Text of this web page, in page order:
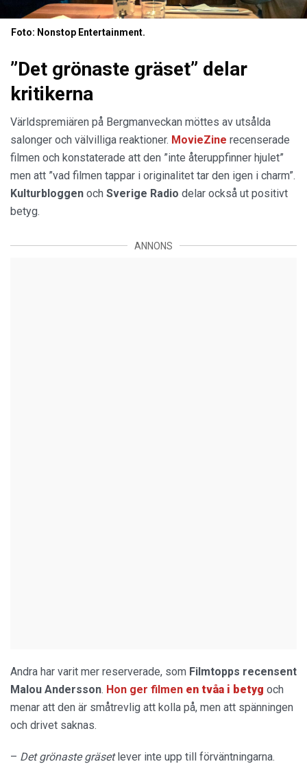
Foto: Nonstop Entertainment.
”Det grönaste gräset” delar
kritikerna
Världspremiären på Bergmanveckan möttes av utsålda
salonger och välvilliga reaktioner. MovieZine recenserade
filmen och konstaterade att den ”inte återuppfinner hjulet”
men att ”vad filmen tappar i originalitet tar den igen i charm”.
Kulturbloggen och Sverige Radio delar också ut positivt
betyg.
ANNONS
Andra har varit mer reserverade, som Filmtopps recensent
Malou Andersson. Hon ger filmen en tvåa i betyg och
menar att den är småtrevlig att kolla på, men att spänningen
och drivet saknas.
– Det grönaste gräsetlever inte upp till förväntningarna.